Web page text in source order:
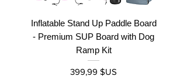
Inflatable Stand Up Paddle Board
- Premium SUP Board with Dog
Ramp Kit
Prix
399,99 $US